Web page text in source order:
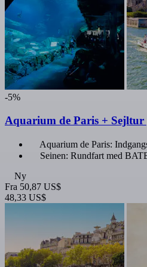
-5%
Aquarium de Paris + Sejltur
Aquarium de Paris:
Seinen: Rundfart med
Ny
Fra 50,87 US$
48,33 US$